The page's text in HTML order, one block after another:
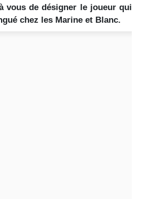
vous de désigner le joueur qui
chez les Marine et Blanc.